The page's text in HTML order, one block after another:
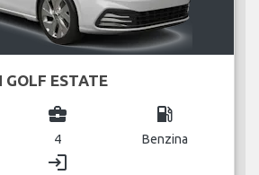
GOLF ESTATE
business_center
4
local_gas_station
Benzina
login